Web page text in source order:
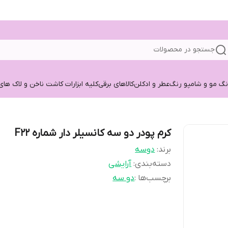
جستجو در محصولات
مو و شامپو رنگعطر و ادکلنکالاهای برقیکلیه ابزارات کاشت ناخن و لاک
کرم پودر دو سه کانسیلر دار شماره F22
برند: دوسه
دسته‌بندی:آرایشی
برچسب‌ها :دو سه